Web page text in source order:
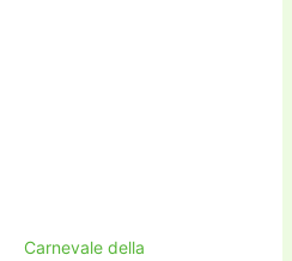
Carnevale della